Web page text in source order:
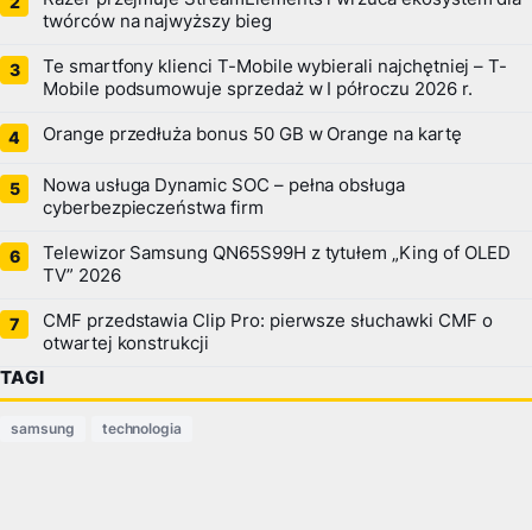
twórców na najwyższy bieg
Te smartfony klienci T-Mobile wybierali najchętniej – T-
Mobile podsumowuje sprzedaż w I półroczu 2026 r.
Orange przedłuża bonus 50 GB w Orange na kartę
Nowa usługa Dynamic SOC – pełna obsługa
cyberbezpieczeństwa firm
Telewizor Samsung QN65S99H z tytułem „King of OLED
TV” 2026
CMF przedstawia Clip Pro: pierwsze słuchawki CMF o
otwartej konstrukcji
TAGI
samsung technologia